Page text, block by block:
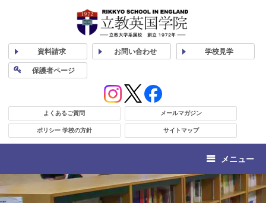
資料請求 お問い合わせ 学校見学
保護者ページ
よくあるご質問 メールマガジン
ポリシー 学校の方針 サイトマップ
メニュー